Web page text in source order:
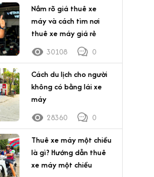
Nắm rõ giá thuê xe
máy và cách tìm nơi
thuê xe máy giá rẻ
30108
0
Cách du lịch cho người
không có bằng lái xe
máy
28360
0
Thuê xe máy một chiều
là gì? Hướng dẫn thuê
xe máy một chiều